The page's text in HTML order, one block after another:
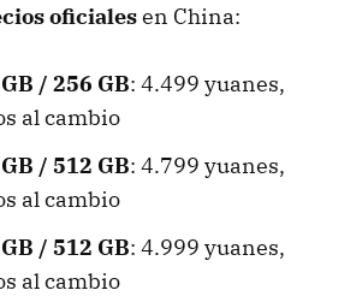
oficialesen China:
/ 256 GB: 4.499 yuanes,
al cambio
/ 512 GB: 4.799 yuanes,
al cambio
/ 512 GB: 4.999 yuanes,
al cambio